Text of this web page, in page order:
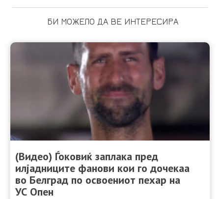
БИ МОЖЕЛО ДА ВЕ ИНТЕРЕСИРА
(Видео) Ѓоковиќ заплака пред
илјадниците фанови кои го дочекаа
во Белград по освоениот пехар на
УС Опен